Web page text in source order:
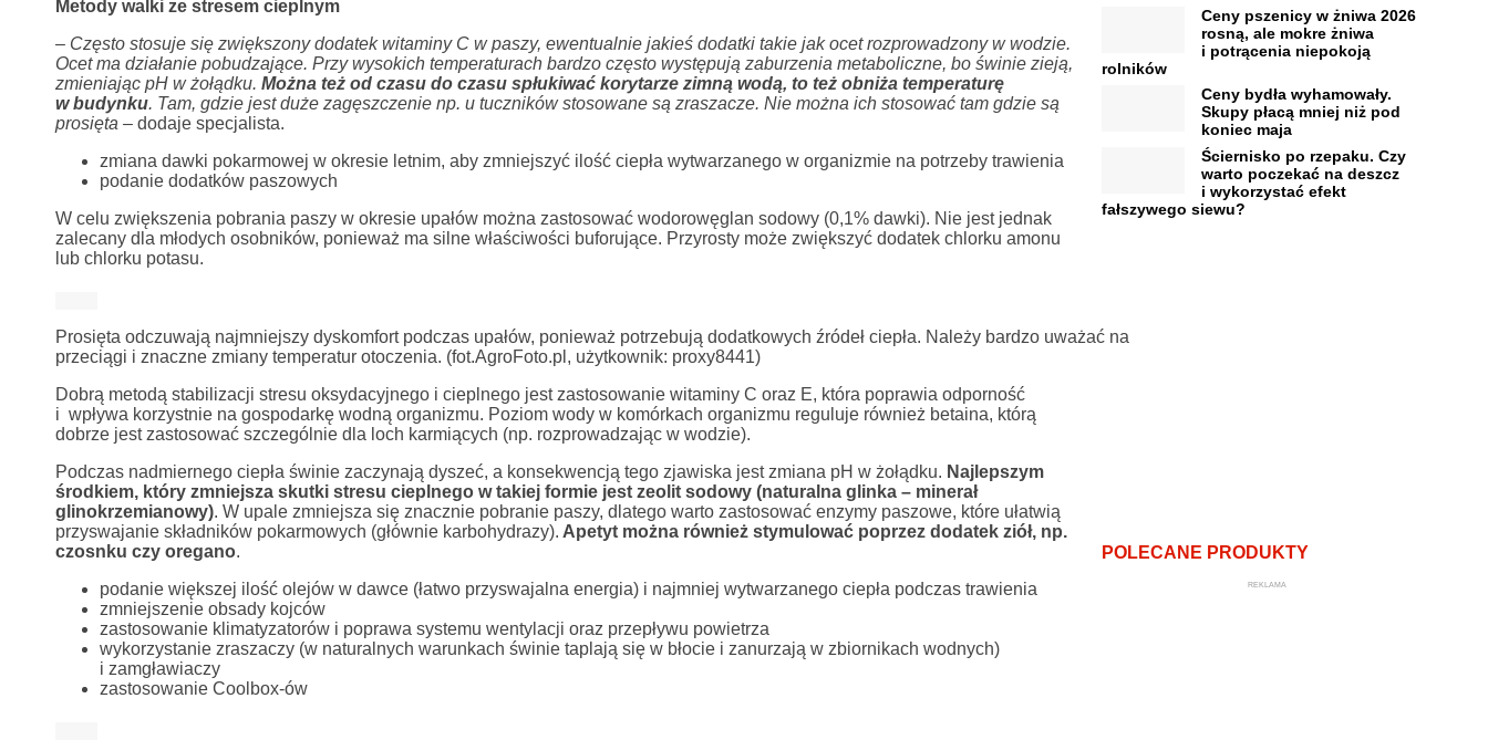
Metody walki ze stresem cieplnym
– Często stosuje się zwiększony dodatek witaminy C w paszy, ewentualnie jakieś dodatki takie jak ocet rozprowadzony w wodzie.
Ocet ma działanie pobudzające. Przy wysokich temperaturach bardzo często występują zaburzenia metaboliczne, bo świnie zieją,
zmieniając pH w żołądku. Można też od czasu do czasu spłukiwać korytarze zimną wodą, to też obniża temperaturę
w budynku. Tam, gdzie jest duże zagęszczenie np. u tuczników stosowane są zraszacze. Nie można ich stosować tam gdzie są
prosięta – dodaje specjalista.
zmiana dawki pokarmowej w okresie letnim, aby zmniejszyć ilość ciepła wytwarzanego w organizmie na potrzeby trawienia
podanie dodatków paszowych
W celu zwiększenia pobrania paszy w okresie upałów można zastosować wodorowęglan sodowy (0,1% dawki). Nie jest jednak
zalecany dla młodych osobników, ponieważ ma silne właściwości buforujące. Przyrosty może zwiększyć dodatek chlorku amonu
lub chlorku potasu.
Prosięta odczuwają najmniejszy dyskomfort podczas upałów, ponieważ potrzebują dodatkowych źródeł ciepła. Należy bardzo uważać na
przeciągi i znaczne zmiany temperatur otoczenia. (fot.AgroFoto.pl, użytkownik: proxy8441)
Dobrą metodą stabilizacji stresu oksydacyjnego i cieplnego jest zastosowanie witaminy C oraz E, która poprawia odporność
i wpływa korzystnie na gospodarkę wodną organizmu. Poziom wody w komórkach organizmu reguluje również betaina, którą
dobrze jest zastosować szczególnie dla loch karmiących (np. rozprowadzając w wodzie).
Podczas nadmiernego ciepła świnie zaczynają dyszeć, a konsekwencją tego zjawiska jest zmiana pH w żołądku. Najlepszym
środkiem, który zmniejsza skutki stresu cieplnego w takiej formie jest zeolit sodowy (naturalna glinka – minerał
glinokrzemianowy). W upale zmniejsza się znacznie pobranie paszy, dlatego warto zastosować enzymy paszowe, które ułatwią
przyswajanie składników pokarmowych (głównie karbohydrazy). Apetyt można również stymulować poprzez dodatek ziół, np.
czosnku czy oregano.
podanie większej ilość olejów w dawce (łatwo przyswajalna energia) i najmniej wytwarzanego ciepła podczas trawienia
zmniejszenie obsady kojców
zastosowanie klimatyzatorów i poprawa systemu wentylacji oraz przepływu powietrza
wykorzystanie zraszaczy (w naturalnych warunkach świnie taplają się w błocie i zanurzają w zbiornikach wodnych)
i zamgławiaczy
zastosowanie Coolbox-ów
Ceny pszenicy w żniwa 2026
rosną, ale mokre żniwa
i potrącenia niepokoją
rolników
Ceny bydła wyhamowały.
Skupy płacą mniej niż pod
koniec maja
Ściernisko po rzepaku. Czy
warto poczekać na deszcz
i wykorzystać efekt
fałszywego siewu?
POLECANE PRODUKTY
REKLAMA